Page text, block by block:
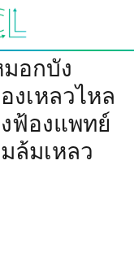
มอกบัง
เหลวไหล
ฟ้องแพทย์
ล้มเหลว